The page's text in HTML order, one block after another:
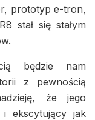
prototyp e-tron,
stał się stałym
będzie nam
z pewnością
że jego
i ekscytujący jak